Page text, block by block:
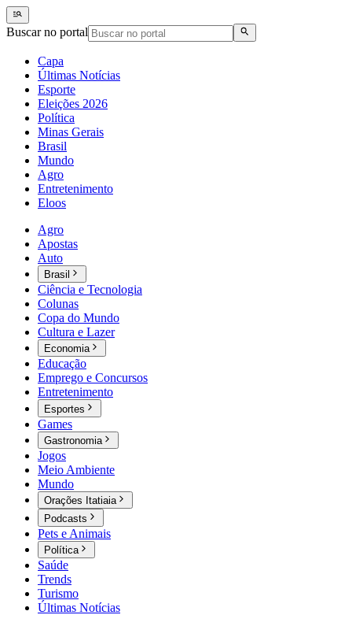
Buscar no portal
Capa
Últimas Notícias
Esporte
Eleições 2026
Política
Minas Gerais
Brasil
Mundo
Agro
Entretenimento
Eloos
Agro
Apostas
Auto
Brasil
Ciência e Tecnologia
Colunas
Copa do Mundo
Cultura e Lazer
Economia
Educação
Emprego e Concursos
Entretenimento
Esportes
Games
Gastronomia
Jogos
Meio Ambiente
Mundo
Orações Itatiaia
Podcasts
Pets e Animais
Política
Saúde
Trends
Turismo
Últimas Notícias